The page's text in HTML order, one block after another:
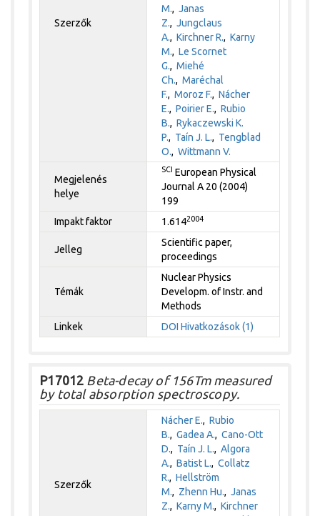
Szerzők
M.,Janas
Z.,Jungclaus
A.,Kirchner R.,Karny
M.,Le Scornet
G.,Miehé
Ch.,Maréchal
F.,Moroz F.,Nácher
E.,Poirier E.,Rubio
B.,Rykaczewski K.
P., Taín J. L., Tengblad
O.,Wittmann V.
Megjelenés
helye
SCI European Physical
Journal A 20 (2004)
199
Impakt faktor
1.6142004
Jelleg
Scientific paper,
proceedings
Témák
Nuclear Physics
Developm. of Instr. and
Methods
Linkek
DOI Hivatkozások (1)
P17012 Beta-decay of 156Tm measured
by total absorption spectroscopy.
Szerzők
Nácher E.,Rubio
B.,Gadea A.,Cano-Ott
D., Taín J. L.,Algora
A.,Batist L.,Collatz
R.,Hellström
M., Zhenn Hu.,Janas
Z.,Karny M.,Kirchner